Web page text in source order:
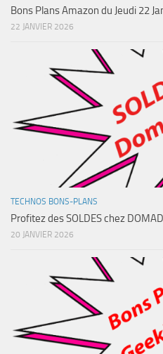
Bons Plans Amazon du Jeudi 22
22 JANVIER 2026
TECHNOS BONS-PLANS
Profitez des SOLDES chez
20 JANVIER 2026